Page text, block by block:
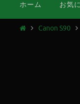
ホーム お気
Canon S90